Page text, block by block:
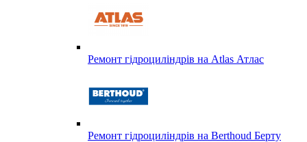
Ремонт гідроциліндрів на Atlas Атлас
Ремонт гідроциліндрів на Berthoud Берту